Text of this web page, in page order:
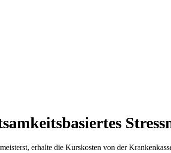
erhalte die Kurskosten von der